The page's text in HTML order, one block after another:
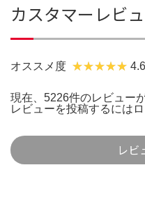
カスタマーレビ
オススメ度
現在、5226件のレビュー
レビューを投稿するには
レビ